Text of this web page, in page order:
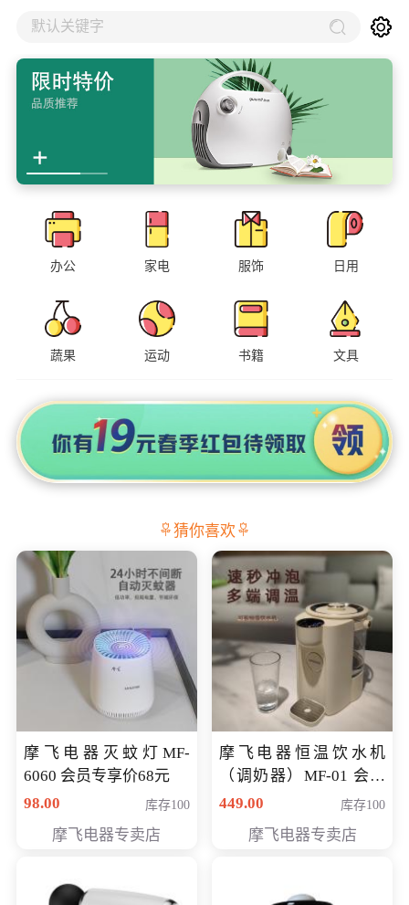
默认关键字
办公 家电 服饰 日用
蔬果 运动 书籍 文具
猜你喜欢
摩飞电器灭蚊灯MF-
6060 会员专享价68元
98.00
库存100
摩飞电器专卖店
摩飞电器恒温饮水机
（调奶器）MF-01 会员
专享价366元
449.00 库存100
摩飞电器专卖店